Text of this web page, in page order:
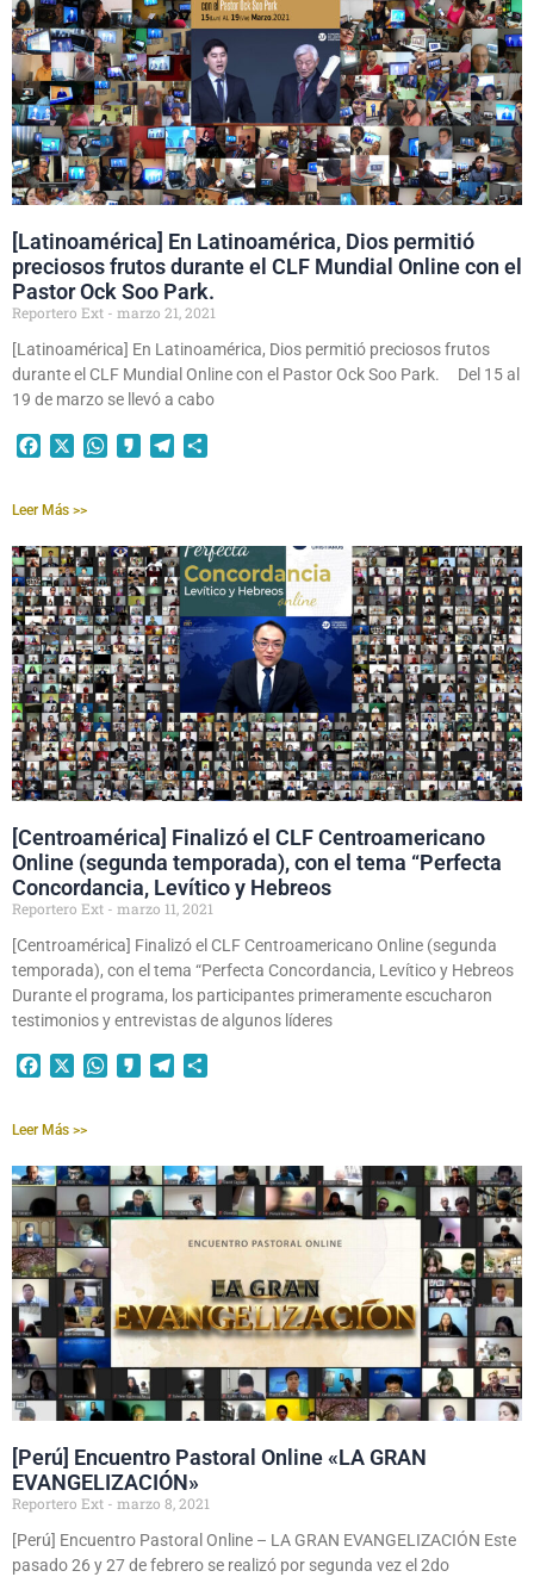
[Latinoamérica] En Latinoamérica, Dios permitió
preciosos frutos durante el CLF Mundial Online con el
Pastor Ock Soo Park.
Reportero Ext
marzo 21, 2021
[Latinoamérica] En Latinoamérica, Dios permitió preciosos frutos
durante el CLF Mundial Online con el Pastor Ock Soo Park. Del 15 al
19 de marzo se llevó a cabo
FacebookWhatsApp
KakaoTelegram
Leer Más >>
[Centroamérica] Finalizó el CLF Centroamericano
Online (segunda temporada), con el tema “Perfecta
Concordancia, Levítico y Hebreos
Reportero Ext
marzo 11, 2021
[Centroamérica] Finalizó el CLF Centroamericano Online (segunda
temporada), con el tema “Perfecta Concordancia, Levítico y Hebreos
Durante el programa, los participantes primeramente escucharon
testimonios y entrevistas de algunos líderes
FacebookWhatsApp
KakaoTelegram
Leer Más >>
[Perú] Encuentro Pastoral Online «LA GRAN
EVANGELIZACIÓN»
Reportero Ext
marzo 8, 2021
[Perú] Encuentro Pastoral Online – LA GRAN EVANGELIZACIÓN Este
pasado 26 y 27 de febrero se realizó por segunda vez el 2do